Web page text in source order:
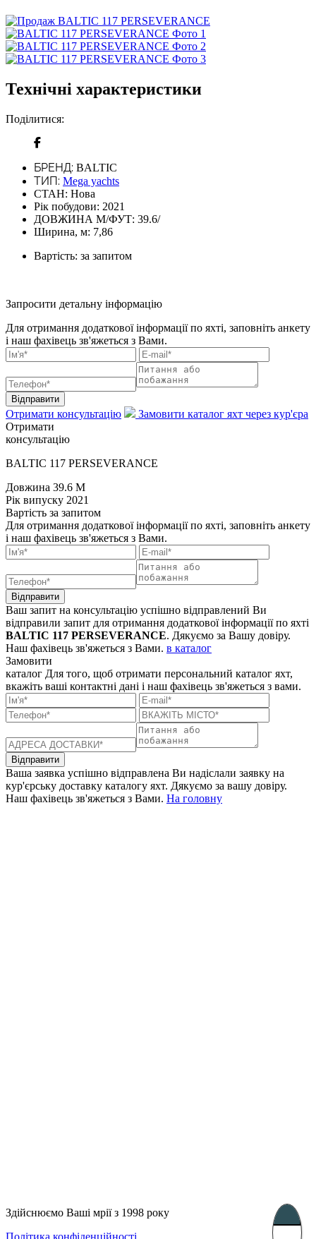
Технічні характеристики
Поділитися:
БРЕНД: BALTIC
ТИП: Mega yachts
СТАН: Нова
Рік побудови: 2021
ДОВЖИНА М/ФУТ: 39.6/
Ширина, м: 7,86
Вартість: за запитом
Запросити детальну інформацію
Для отримання додаткової інформації по яхті, заповніть анкету
і наш фахівець зв'яжеться з Вами.
Відправити
Отримати консультацію
Замовити каталог яхт через кур'єра
Отримати
консультацію
BALTIC 117 PERSEVERANCE
Довжина 39.6 M
Рік випуску 2021
Вартість за запитом
Для отримання додаткової інформації по яхті, заповніть анкету
і наш фахівець зв'яжеться з Вами.
Відправити
Ваш запит на консультацію успішно відправлений Ви
відправили запит для отримання додаткової інформації по яхті
BALTIC 117 PERSEVERANCE. Дякуємо за Вашу довіру.
Наш фахівець зв'яжеться з Вами. в каталог
Замовити
каталог Для того, щоб отримати персональний каталог яхт,
вкажіть ваші контактні дані і наш фахівець зв'яжеться з вами.
Відправити
Ваша заявка успішно відправлена Ви надіслали заявку на
кур'єрську доставку каталогу яхт. Дякуємо за вашу довіру.
Наш фахівець зв'яжеться з Вами. На головну
Здійснюємо Ваші мрії з 1998 року